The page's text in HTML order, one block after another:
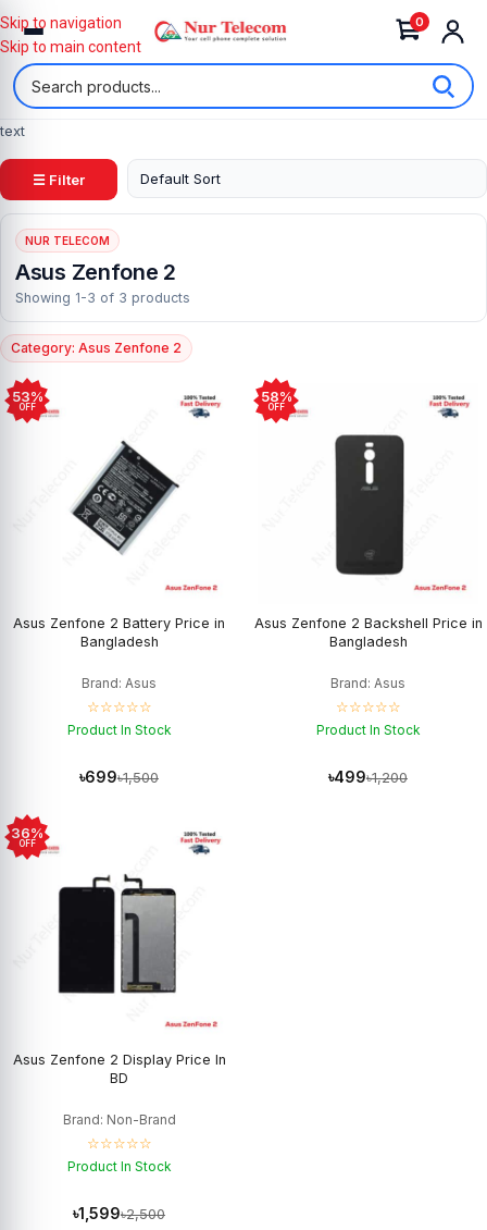
0
Skip to navigation
Skip to main content
text
☰ Filter
NUR TELECOM
Asus Zenfone 2
Showing 1-3 of 3 products
Category: Asus Zenfone 2
53%
OFF
Asus Zenfone 2 Battery Price in
Bangladesh
Brand: Asus
☆☆☆☆☆
Product In Stock
৳699৳1,500
58%
OFF
Asus Zenfone 2 Backshell Price in
Bangladesh
Brand: Asus
☆☆☆☆☆
Product In Stock
৳499৳1,200
36%
OFF
Asus Zenfone 2 Display Price In
BD
Brand: Non-Brand
☆☆☆☆☆
Product In Stock
৳1,599৳2,500